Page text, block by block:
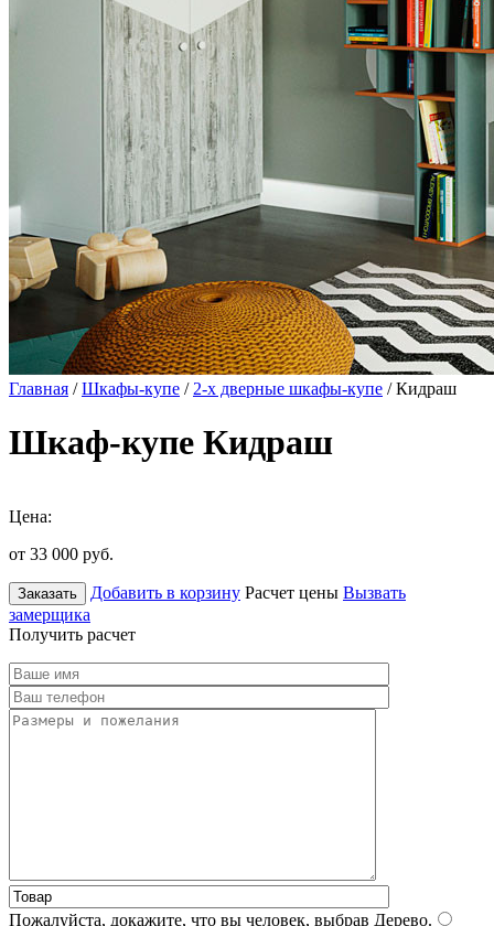
Главная /Шкафы-купе / 2-х дверные шкафы-купе / Кидраш
Шкаф-купе Кидраш
Цена:
от 33 000 руб.
Заказать Добавить в корзину Расчет цены Вызвать
замерщика
Получить расчет
Пожалуйста, докажите, что вы человек, выбрав Дерево.